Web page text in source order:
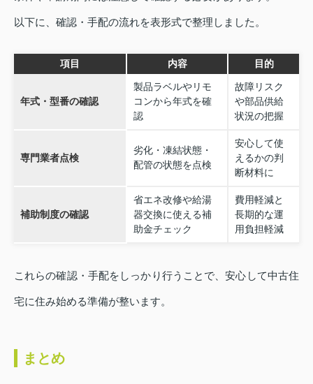
以下に、確認・手配の流れを表形式で整理しました。
項目 内容 目的
年式・型番の確認
製品ラベルやリモ
コンから年式を確
認
故障リスク
や部品供給
状況の把握
専門業者点検
劣化・凍結状態・
配管の状態を点検
安心して使
えるかの判
断材料に
補助制度の確認
省エネ改修や給湯
器交換に使える補
助金チェック
費用軽減と
長期的な運
用負担軽減
これらの確認・手配をしっかり行うことで、安心して中古住
宅に住み始める準備が整います。
まとめ